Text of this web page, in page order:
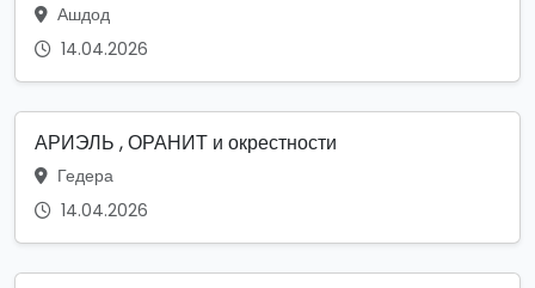
Ашдод
14.04.2026
АРИЭЛЬ , ОРАНИТ и окрестности
Гедера
14.04.2026